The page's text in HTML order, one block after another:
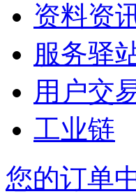
资料资
服务驿
用户交
工业链
您的订单